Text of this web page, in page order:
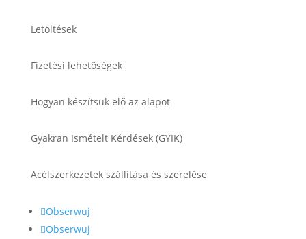
Letöltések
Fizetési lehetőségek
Hogyan készítsük elő az alapot
Gyakran Ismételt Kérdések (GYIK)
Acélszerkezetek szállítása és szerelése
Obserwuj
Obserwuj